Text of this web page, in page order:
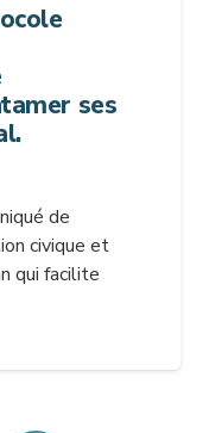
ses
de
civique et
qui facilite